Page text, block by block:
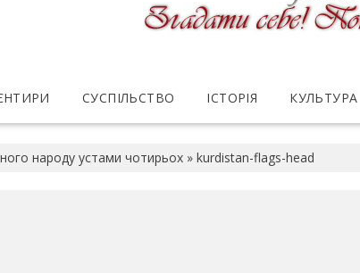
СУСПІЛЬСТВО ІСТОРІЯ КУЛЬТУРА
народу устами чотирьох » kurdistan-flags-head